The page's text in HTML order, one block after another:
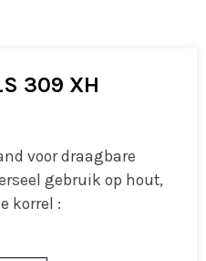
309 XH
voor draagbare
gebruik op hout,
korrel :